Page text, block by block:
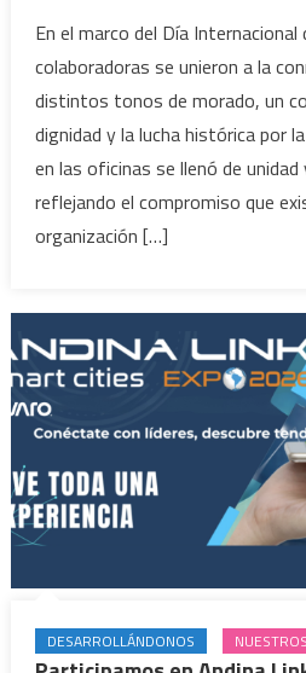
En el marco del Día
colaboradoras se unieron a la
distintos tonos de morado, un
dignidad y la lucha histórica por
en las oficinas se llenó de
reflejando el compromiso que
organización […]
DESARROLLÁNDONOS